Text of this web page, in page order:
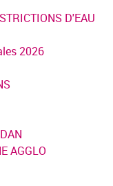
D'EAU
2026
AGGLO